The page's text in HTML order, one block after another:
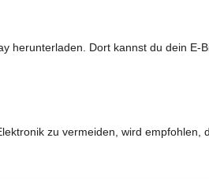
herunterladen. Dort kannst du dein E-
zu vermeiden, wird empfohlen,